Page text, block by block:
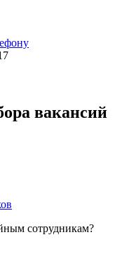
вакансий
сотрудникам?